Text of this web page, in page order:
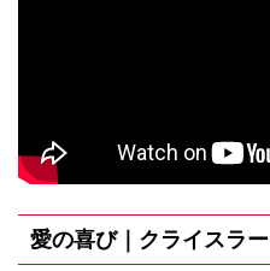
愛の喜び｜クライスラー